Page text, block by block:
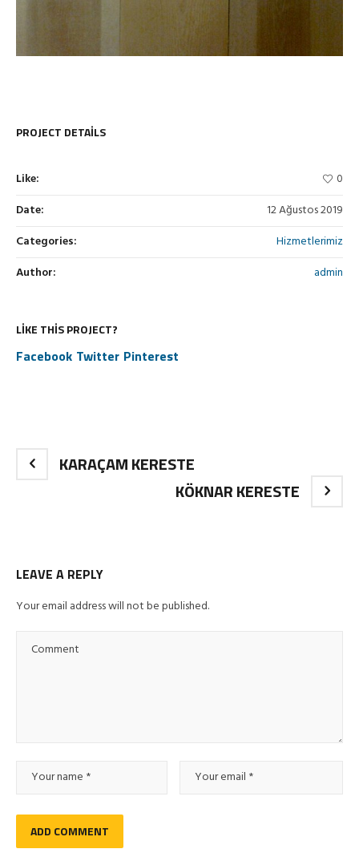
PROJECT DETAILS
Like: 0
Date:
12 Ağustos 2019
Categories:
Hizmetlerimiz
Author:
admin
LIKE THIS PROJECT?
Facebook Twitter Pinterest
KARAÇAM KERESTE
KÖKNAR KERESTE
LEAVE A REPLY
Your email address will not be published.